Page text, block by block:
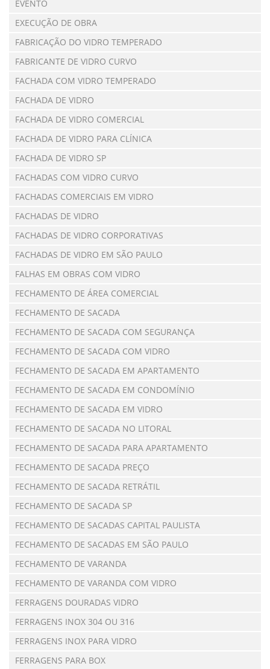
EVENTO
EXECUÇÃO DE OBRA
FABRICAÇÃO DO VIDRO TEMPERADO
FABRICANTE DE VIDRO CURVO
FACHADA COM VIDRO TEMPERADO
FACHADA DE VIDRO
FACHADA DE VIDRO COMERCIAL
FACHADA DE VIDRO PARA CLÍNICA
FACHADA DE VIDRO SP
FACHADAS COM VIDRO CURVO
FACHADAS COMERCIAIS EM VIDRO
FACHADAS DE VIDRO
FACHADAS DE VIDRO CORPORATIVAS
FACHADAS DE VIDRO EM SÃO PAULO
FALHAS EM OBRAS COM VIDRO
FECHAMENTO DE ÁREA COMERCIAL
FECHAMENTO DE SACADA
FECHAMENTO DE SACADA COM SEGURANÇA
FECHAMENTO DE SACADA COM VIDRO
FECHAMENTO DE SACADA EM APARTAMENTO
FECHAMENTO DE SACADA EM CONDOMÍNIO
FECHAMENTO DE SACADA EM VIDRO
FECHAMENTO DE SACADA NO LITORAL
FECHAMENTO DE SACADA PARA APARTAMENTO
FECHAMENTO DE SACADA PREÇO
FECHAMENTO DE SACADA RETRÁTIL
FECHAMENTO DE SACADA SP
FECHAMENTO DE SACADAS CAPITAL PAULISTA
FECHAMENTO DE SACADAS EM SÃO PAULO
FECHAMENTO DE VARANDA
FECHAMENTO DE VARANDA COM VIDRO
FERRAGENS DOURADAS VIDRO
FERRAGENS INOX 304 OU 316
FERRAGENS INOX PARA VIDRO
FERRAGENS PARA BOX